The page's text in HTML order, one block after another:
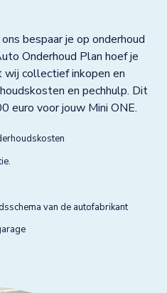
bespaar je op onderhoud
Onderhoud Plan hoef je
collectief inkopen en
en pechhulp. Dit
euro voor jouw Mini ONE.
van de autofabrikant